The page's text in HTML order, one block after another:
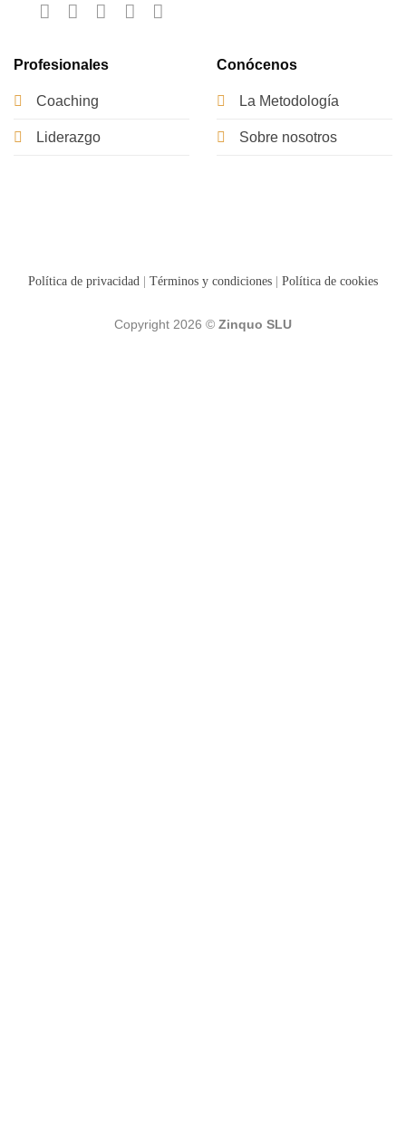
Profesionales
Coaching
Liderazgo
Conócenos
La Metodología
Sobre nosotros
Política de privacidad | Términos y condiciones | Política de cookies
Copyright 2026 © Zinquo SLU